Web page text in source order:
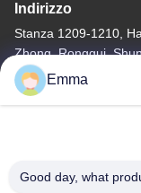
Indirizzo
Stanza 1209-1210,
Zhong, Ronggui,
tel
Emma
Good day, what